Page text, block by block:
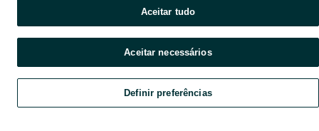
Explorar Favoritos Vender Chat Conta
Aceitar tudo
Aceitar necessários
Definir preferências